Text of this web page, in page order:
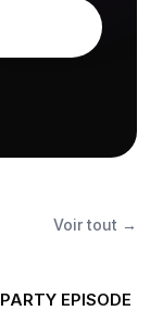
Voir tout →
EPISODE